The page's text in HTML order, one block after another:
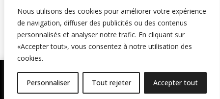
Nous utilisons des cookies pour améliorer votre expérience
de navigation, diffuser des publicités ou des contenus
personnalisés et analyser notre trafic. En cliquant sur
«Accepter tout», vous consentez à notre utilisation des
cookies.
Personnaliser Tout rejeter Accepter tout
🛍️ Profitez de nos offres exclusives sur une sélection
d'articles en déstockage ! 🛒 Stocks limités, alors ne tardez
S'abonner
Copyright © 2025 Silkonstans. Tous droits réservés.
Site conçu avec ♥ avec Easy Fave & l’ Agence Picteos